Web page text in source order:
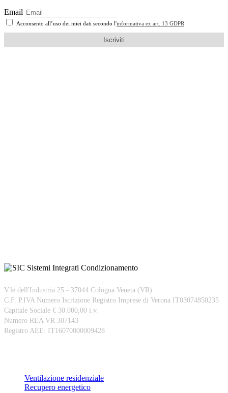
Email
Acconsento all’uso dei miei dati secondo l'informativa ex art. 13 GDPR
Iscriviti
V.le dell'Industria 25 - 37044 Cologna Veneta (VR)
C.F. P.IVA Numero Iscrizione Registro Imprese di Verona IT03074850235
Capitale Sociale € 30.000,00 i.v.
Numero REA VR 307143
Registro AEE: IT16070000009428
Ventilazione residenziale
Recupero energetico